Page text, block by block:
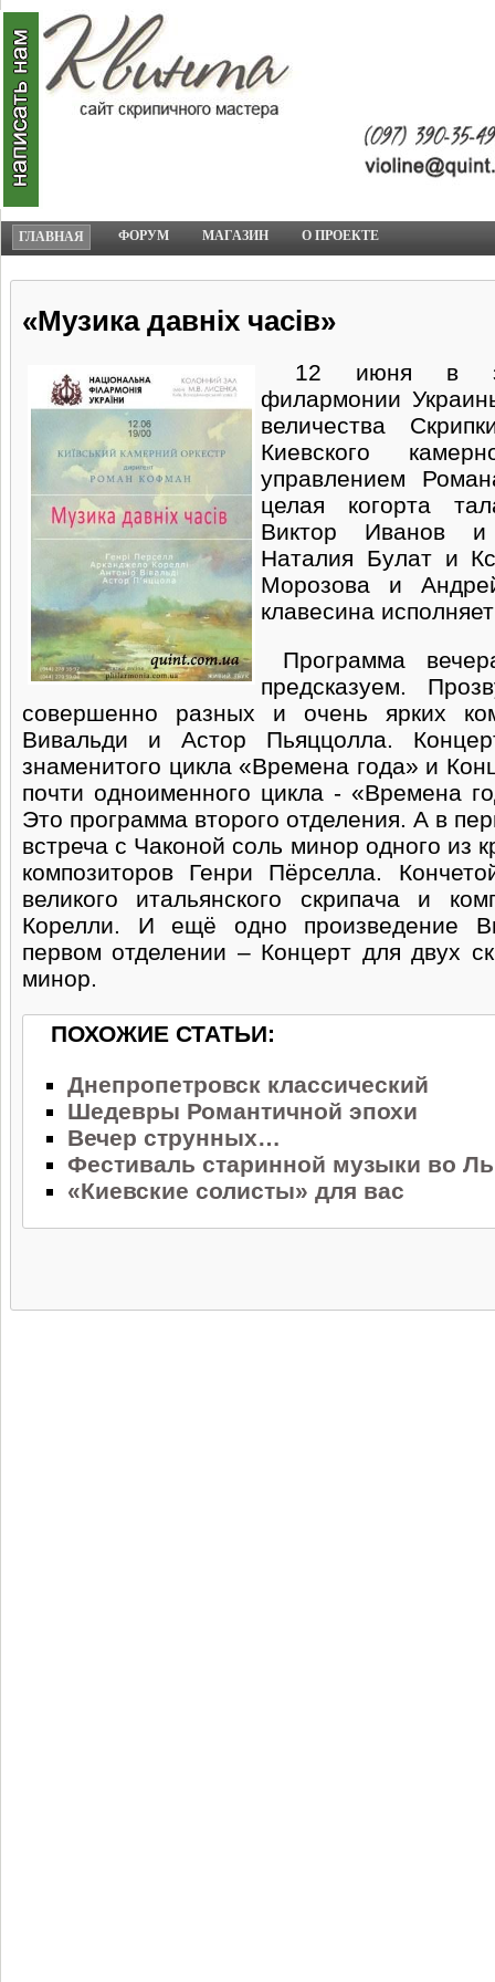
ГЛАВНАЯ ФОРУМ МАГАЗИН О ПРОЕКТЕ
«Музика давніх часів»
12 июня в
филармонии
величества
Киевского
управлением
целая когорта
Виктор Иванов и
Наталия Булат и
Морозова и
клавесина
Программа
предсказуем.
совершенно разных и очень ярких
Вивальди и Астор Пьяццолла.
знаменитого цикла «Времена года» и
почти одноименного цикла - «Времена
Это программа второго отделения. А в
встреча с Чаконой соль минор одного из
композиторов Генри Пёрселла.
великого итальянского скрипача и
Корелли. И ещё одно произведение
первом отделении – Концерт для двух
минор.
ПОХОЖИЕ СТАТЬИ:
Днепропетровск классический
Шедевры Романтичной эпохи
Вечер струнных…
Фестиваль старинной музыки во
«Киевские солисты» для вас